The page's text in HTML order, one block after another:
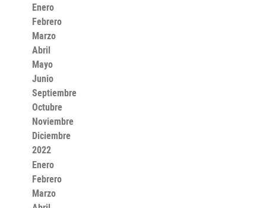
Enero
Febrero
Marzo
Abril
Mayo
Junio
Septiembre
Octubre
Noviembre
Diciembre
2022
Enero
Febrero
Marzo